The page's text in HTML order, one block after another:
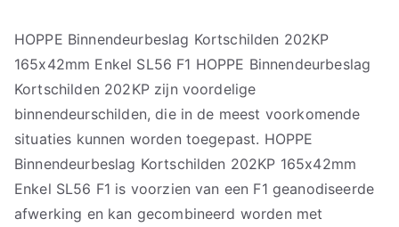
HOPPE Binnendeurbeslag Kortschilden 202KP
165x42mm Enkel SL56 F1 HOPPE Binnendeurbeslag
Kortschilden 202KP zijn voordelige
binnendeurschilden, die in de meest voorkomende
situaties kunnen worden toegepast. HOPPE
Binnendeurbeslag Kortschilden 202KP 165x42mm
Enkel SL56 F1 is voorzien van een F1 geanodiseerde
afwerking en kan gecombineerd worden met